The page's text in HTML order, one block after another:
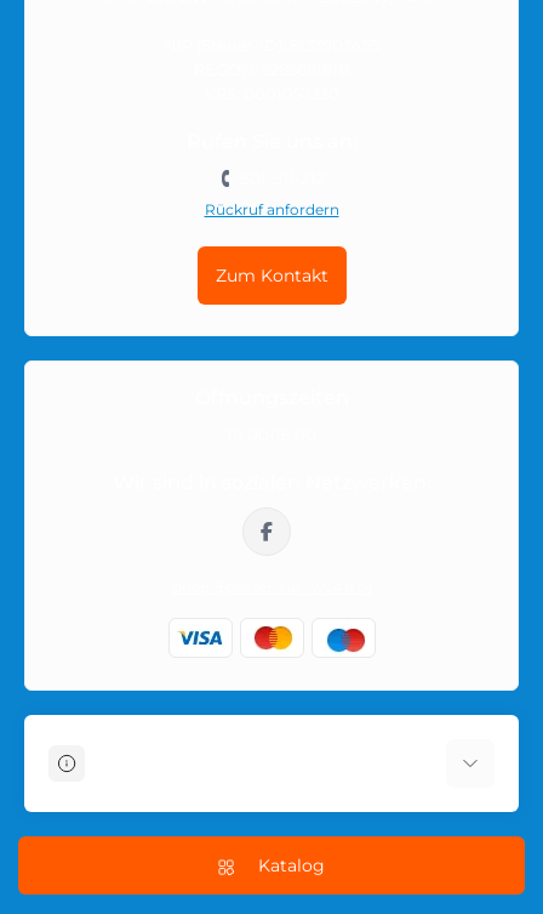
Rückruf anfordern
Zum Kontakt
Schnelle Kondomlieferung in Polen
Условия соглашения
Katalog